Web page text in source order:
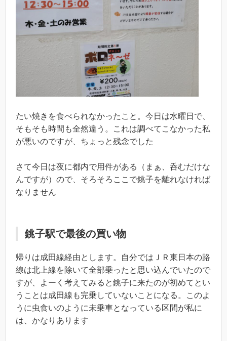
たい焼きを食べられなかったこと。今日は水曜日で、
そもそも時間も全然違う。これは調べてこなかった私
が悪いのですが、ちょっと残念でした
さて今日は夜に都内で用件がある（まぁ、呑むだけな
んですが）ので、そろそろここで銚子を離れなければ
なりません
銚子駅で最後の買い物
帰りは成田線経由とします。自分ではＪＲ東日本の路
線は北上線を除いて全部乗ったと思い込んでいたので
すが、よーく考えてみると銚子に来たのが初めてとい
うことは成田線も完乗していないことになる。このよ
うに虫食いのように未乗車となっている区間が私に
は、かなりあります